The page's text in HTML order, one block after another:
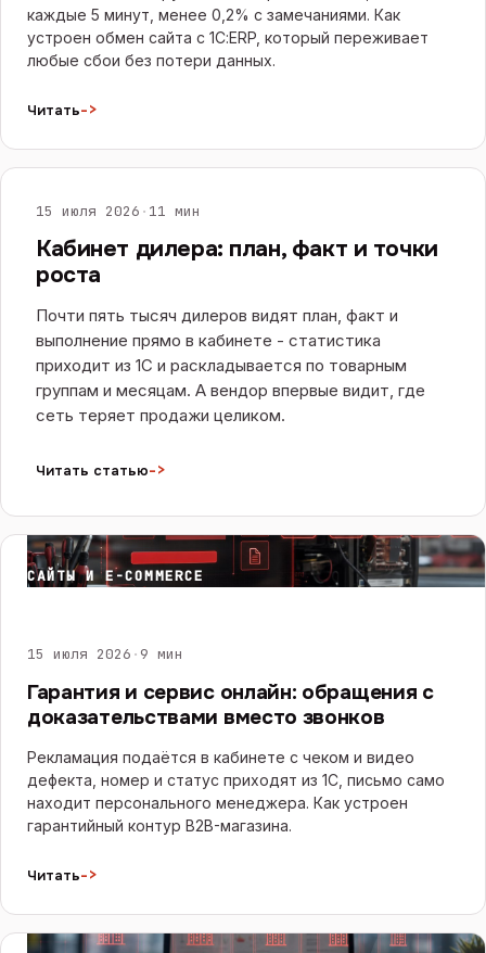
каждые 5 минут, менее 0,2% с замечаниями. Как
устроен обмен сайта с 1С:ERP, который переживает
любые сбои без потери данных.
Читать->
САЙТЫ И E-COMMERCE
15 июля 2026 · 11 мин
Кабинет дилера: план, факт и точки
роста
Почти пять тысяч дилеров видят план, факт и
выполнение прямо в кабинете - статистика
приходит из 1С и раскладывается по товарным
группам и месяцам. А вендор впервые видит, где
сеть теряет продажи целиком.
Читать статью->
САЙТЫ И E-COMMERCE
15 июля 2026 · 9 мин
Гарантия и сервис онлайн: обращения с
доказательствами вместо звонков
Рекламация подаётся в кабинете с чеком и видео
дефекта, номер и статус приходят из 1С, письмо само
находит персонального менеджера. Как устроен
гарантийный контур B2B-магазина.
Читать->